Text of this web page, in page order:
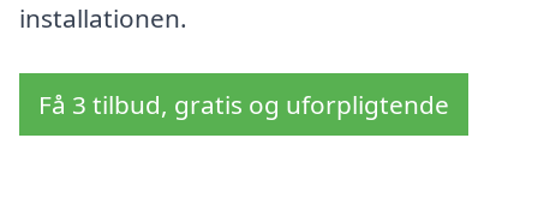
installationen.
Få 3 tilbud, gratis og uforpligtende